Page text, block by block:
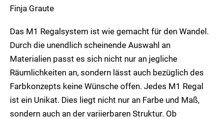
Finja Graute
Das M1 Regalsystem ist wie gemacht für den Wandel.
Durch die unendlich scheinende Auswahl an
Materialien passt es sich nicht nur an jegliche
Räumlichkeiten an, sondern lässt auch bezüglich des
Farbkonzepts keine Wünsche offen. Jedes M1 Regal
ist ein Unikat. Dies liegt nicht nur an Farbe und Maß,
sondern auch an der variierbaren Struktur. Ob